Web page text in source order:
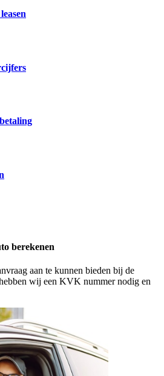
berekenen
aan te kunnen bieden bij de
wij een KVK nummer nodig en